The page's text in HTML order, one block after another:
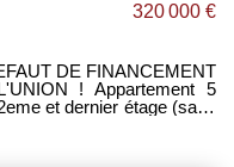
320 000 €
DE FINANCEMENT
5
et dernier étage (sans